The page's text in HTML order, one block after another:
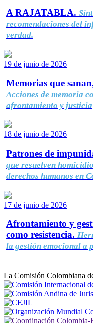
A RAJATABLA.
recomendaciones del
verdad.
19 de junio de 2026
Memorias que
Acciones de memoria
afrontamiento y justicia
18 de junio de 2026
Patrones de
que resuelven
derechos humanos en
17 de junio de 2026
Afrontamiento y
como resistencia.
la gestión emocional a
La Comisión Colombiana